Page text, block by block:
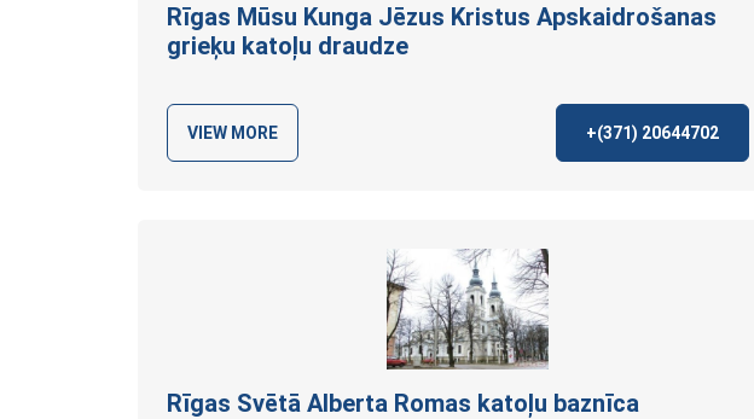
Rīgas Mūsu Kunga Jēzus Kristus Apskaidrošanas
grieķu katoļu draudze
VIEW MORE +(371) 20644702
Rīgas Svētā Alberta Romas katoļu baznīca